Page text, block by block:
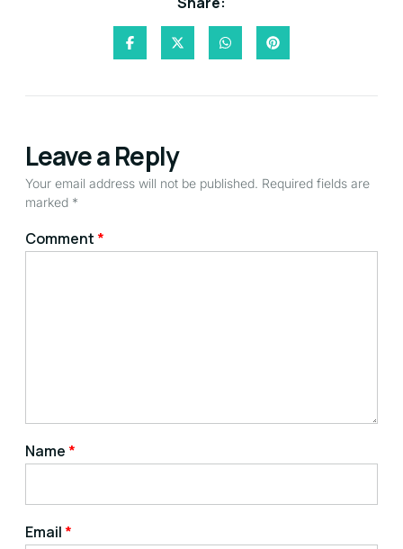
Leave a Reply
Your email address will not be published. Required fields are
marked *
Comment *
Name *
Email *